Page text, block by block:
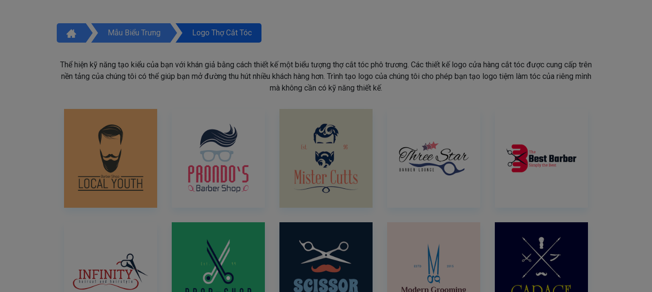
Mẫu Biểu Trưng Logo Thợ Cắt Tóc
Thể hiện kỹ năng tạo kiểu của bạn với khán giả bằng cách thiết kế một biểu tượng thợ cắt tóc phô trương. Các thiết kế logo cửa hàng cắt tóc được cung cấp trên
nền tảng của chúng tôi có thể giúp bạn mở đường thu hút nhiều khách hàng hơn. Trình tạo logo của chúng tôi cho phép bạn tạo logo tiệm làm tóc của riêng mình
mà không cần có kỹ năng thiết kế.